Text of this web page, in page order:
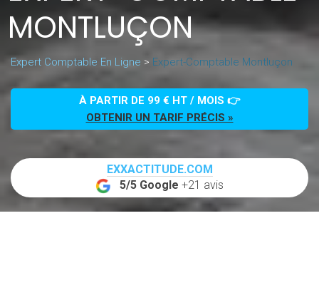
MONTLUÇON
Expert Comptable En Ligne > Expert-Comptable Montluçon
À PARTIR DE 99 € HT / MOIS 👉
OBTENIR UN TARIF PRÉCIS »
EXXACTITUDE.COM
5/5 Google +21 avis